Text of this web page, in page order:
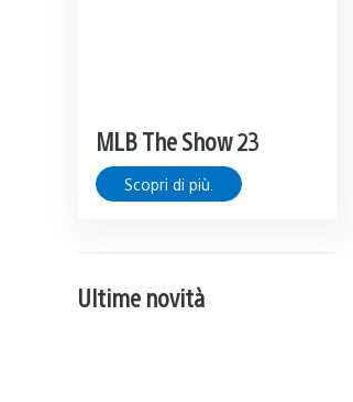
MLB The Show 23
Scopri di più.
Ultime novità